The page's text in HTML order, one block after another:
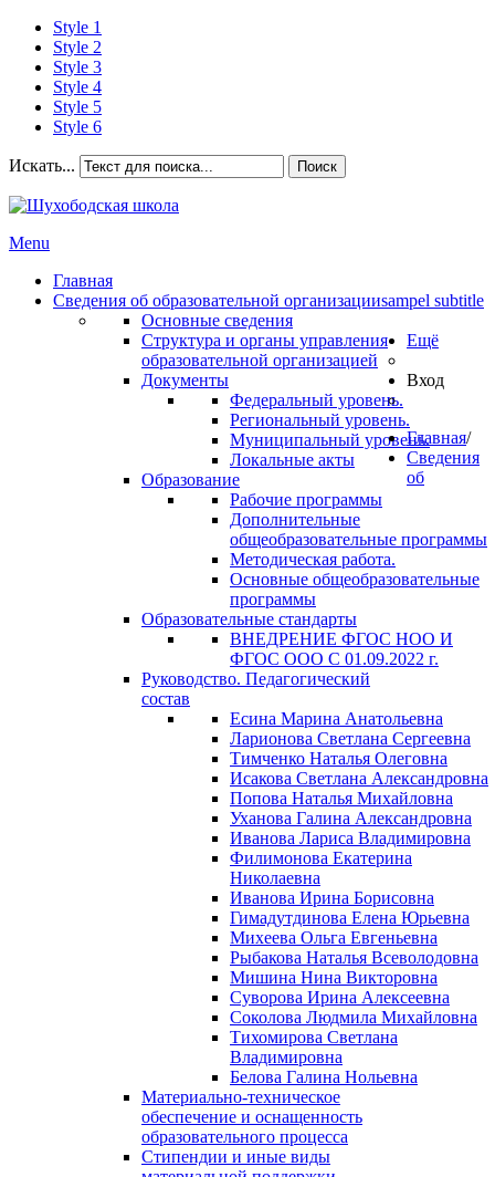
Style 1
Style 2
Style 3
Style 4
Style 5
Style 6
Искать... Поиск
Menu
Главная
Сведения об образовательной организацииsampel subtitle
Основные сведения
Структура и органы управления
образовательной организацией
Документы
Федеральный уровень.
Региональный уровень.
Муниципальный уровень.
Локальные акты
Образование
Рабочие программы
Дополнительные
общеобразовательные программы
Методическая работа.
Основные общеобразовательные
программы
Образовательные стандарты
ВНЕДРЕНИЕ ФГОС НОО И
ФГОС ООО С 01.09.2022 г.
Руководство. Педагогический
состав
Есина Марина Анатольевна
Ларионова Светлана Сергеевна
Тимченко Наталья Олеговна
Исакова Светлана Александровна
Попова Наталья Михайловна
Уханова Галина Александровна
Иванова Лариса Владимировна
Филимонова Екатерина
Николаевна
Иванова Ирина Борисовна
Гимадутдинова Елена Юрьевна
Михеева Ольга Евгеньевна
Рыбакова Наталья Всеволодовна
Мишина Нина Викторовна
Суворова Ирина Алексеевна
Соколова Людмила Михайловна
Тихомирова Светлана
Владимировна
Белова Галина Нольевна
Материально-техническое
обеспечение и оснащенность
образовательного процесса
Стипендии и иные виды
Ещё
Вход
Главная/
Сведения
об